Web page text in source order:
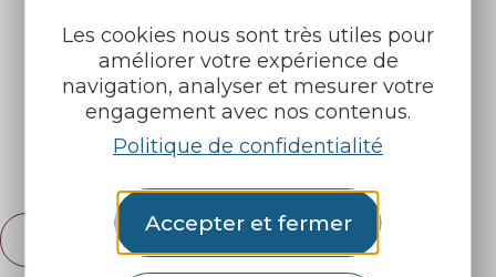
Les cookies nous sont très utiles pour
améliorer votre expérience de
navigation, analyser et mesurer votre
engagement avec nos contenus.
Politique de confidentialité
Accepter et fermer
Nos brochures
Météo
Retrouvez-nous sur :
Espace pro
Français
English